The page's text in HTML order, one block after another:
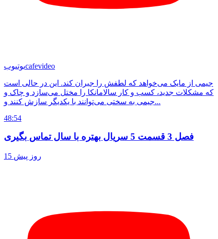
یوتیوبcafevideo
جیمی‌ از مایک می‌خواهد که لطفش را جبران کند. این در حالی است
که مشکلات جدید، کسب و کار سالامانکا را مختل می‌سازد و چاک و
جیمی به سختی می‌توانند با یکدیگر سازش کنند و...
48:54
فصل 3 قسمت 5 سریال بهتره با سال تماس بگیری
15 روز پیش